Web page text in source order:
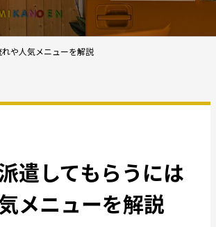
や人気メニューを解説
遣してもらうには
メニューを解説